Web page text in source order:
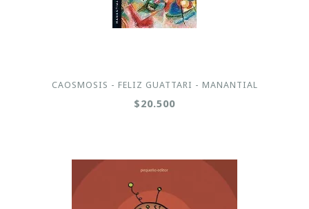
CAOSMOSIS - FELIZ GUATTARI - MANANTIAL
$20.500